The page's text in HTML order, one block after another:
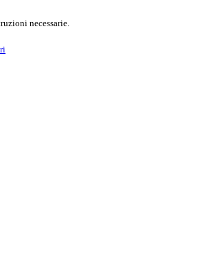
necessarie.